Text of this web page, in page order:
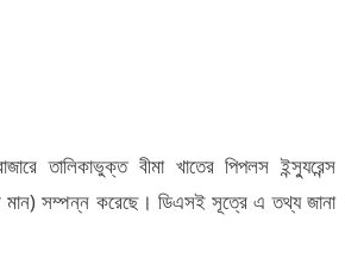
তালিকাভুক্ত বীমা খাতের পিপলস ইন্স্যুরেন্স
মান) সম্পন্ন করেছে। ডিএসই সূত্রে এ তথ্য জানা